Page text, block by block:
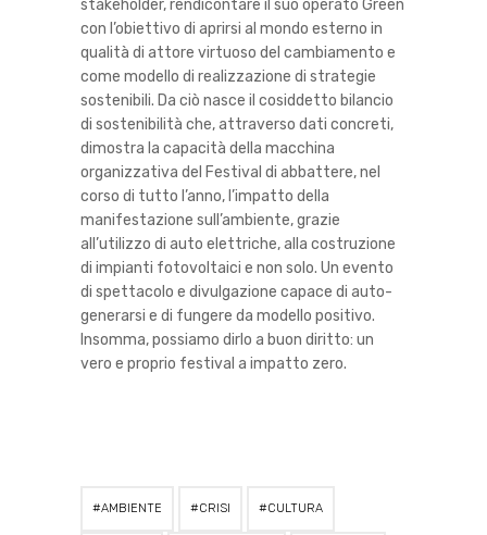
stakeholder, rendicontare il suo operato Green
con l’obiettivo di aprirsi al mondo esterno in
qualità di attore virtuoso del cambiamento e
come modello di realizzazione di strategie
sostenibili. Da ciò nasce il cosiddetto bilancio
di sostenibilità che, attraverso dati concreti,
dimostra la capacità della macchina
organizzativa del Festival di abbattere, nel
corso di tutto l’anno, l’impatto della
manifestazione sull’ambiente, grazie
all’utilizzo di auto elettriche, alla costruzione
di impianti fotovoltaici e non solo. Un evento
di spettacolo e divulgazione capace di auto-
generarsi e di fungere da modello positivo.
Insomma, possiamo dirlo a buon diritto: un
vero e proprio festival a impatto zero.
AMBIENTE CRISI CULTURA